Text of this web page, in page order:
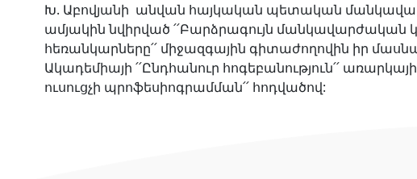
Խ. Աբովյանի անվան հայկական պետական
ամյակին նվիրված ՛՛Բարձրագույն
հեռանկարները՛՛ միջազգային գիտաժողովին իր
Ակադեմիայի ՛՛Ընդհանուր հոգեբանություն՛՛
ուսուցչի պրոֆեսիոգրամման՛՛ հոդվածով: